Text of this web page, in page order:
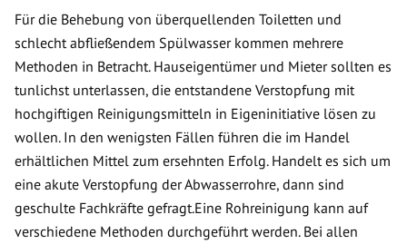
Für die Behebung von überquellenden Toiletten und
schlecht abfließendem Spülwasser kommen mehrere
Methoden in Betracht. Hauseigentümer und Mieter sollten es
tunlichst unterlassen, die entstandene Verstopfung mit
hochgiftigen Reinigungsmitteln in Eigeninitiative lösen zu
wollen. In den wenigsten Fällen führen die im Handel
erhältlichen Mittel zum ersehnten Erfolg. Handelt es sich um
eine akute Verstopfung der Abwasserrohre, dann sind
geschulte Fachkräfte gefragt.Eine Rohreinigung kann auf
verschiedene Methoden durchgeführt werden. Bei allen